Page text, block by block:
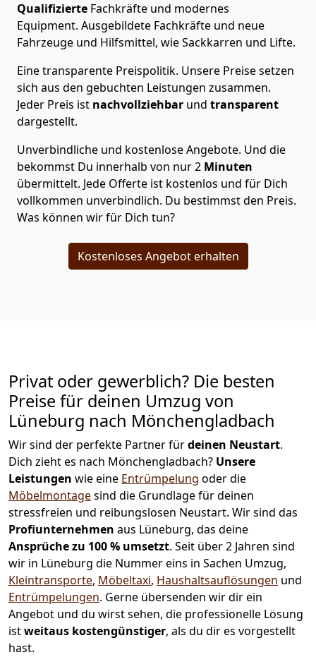
Qualifizierte Fachkräfte und modernes
Equipment. Ausgebildete Fachkräfte und neue
Fahrzeuge und Hilfsmittel, wie Sackkarren und Lifte.
Eine transparente Preispolitik. Unsere Preise setzen
sich aus den gebuchten Leistungen zusammen.
Jeder Preis ist nachvollziehbar und transparent
dargestellt.
Unverbindliche und kostenlose Angebote. Und die
bekommst Du innerhalb von nur2 Minuten
übermittelt. Jede Offerte ist kostenlos und für Dich
vollkommen unverbindlich. Du bestimmst den Preis.
Was können wir für Dich tun?
Kostenloses Angebot erhalten
Privat oder gewerblich? Die besten
Preise für deinen Umzug von
Lüneburg nach Mönchen­gladbach
Wir sind der perfekte Partner fürdeinen Neustart.
Dich zieht es nach Mönchen­gladbach? Unsere
Leistungen wie eine Entrümpelung oder die
Möbelmontagesind die Grundlage für deinen
stressfreien und reibungslosen Neustart. Wir sind das
Profiunternehmen aus Lüneburg, das deine
Ansprüche zu 100 % umsetzt. Seit über 2 Jahren sind
wir in Lüneburg die Nummer eins in Sachen Umzug,
Kleintransporte, Möbeltaxi, Haushaltsauflösungen und
Entrümpelungen. Gerne übersenden wir dir ein
Angebot und du wirst sehen, die professionelle Lösung
istweitaus kostengünstiger, als du dir es vorgestellt
hast.